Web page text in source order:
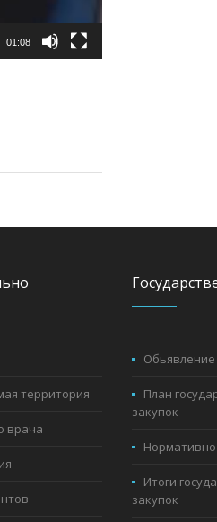
01:08
территория
врача
Обьявление
План
закупок
Итоги
закупок